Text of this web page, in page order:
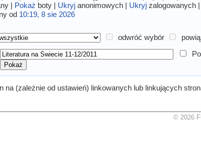
| Pokaż boty | Ukryj anonimowych | Ukryj zalogowanych |
od 10:19, 8 sie 2026
odwróć wybór
na (zależnie od ustawień) linkowanych lub linkujących
© 2026